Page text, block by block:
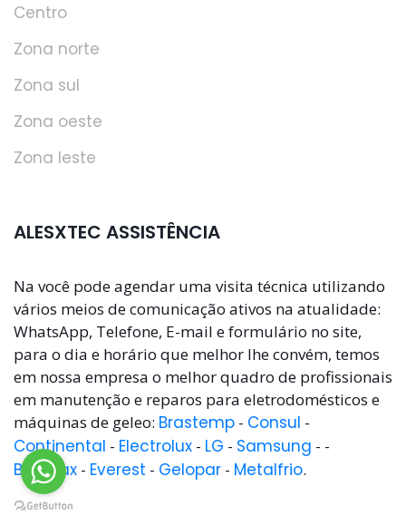
Centro
Zona norte
Zona sul
Zona oeste
Zona leste
ALESXTEC ASSISTÊNCIA
Na você pode agendar uma visita técnica utilizando
vários meios de comunicação ativos na atualidade:
WhatsApp, Telefone, E-mail e formulário no site,
para o dia e horário que melhor lhe convém, temos
em nossa empresa o melhor quadro de profissionais
em manutenção e reparos para eletrodomésticos e
máquinas de geleo: Brastemp - Consul -
Continental - Electrolux - LG - Samsung - -
Benmax - Everest - Gelopar - Metalfrio.